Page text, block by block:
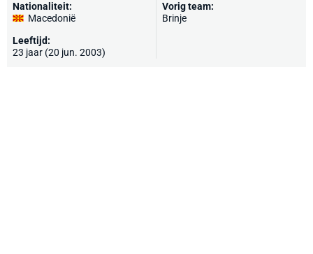
Nationaliteit:
Macedonië
Leeftijd:
23 jaar (20 jun. 2003)
Vorig team:
Brinje